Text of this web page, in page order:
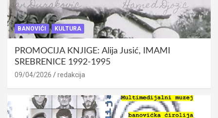
BANOVIĆI KULTURA
PROMOCIJA KNJIGE: Alija Jusić, IMAMI
SREBRENICE 1992-1995
09/04/2026 redakcija